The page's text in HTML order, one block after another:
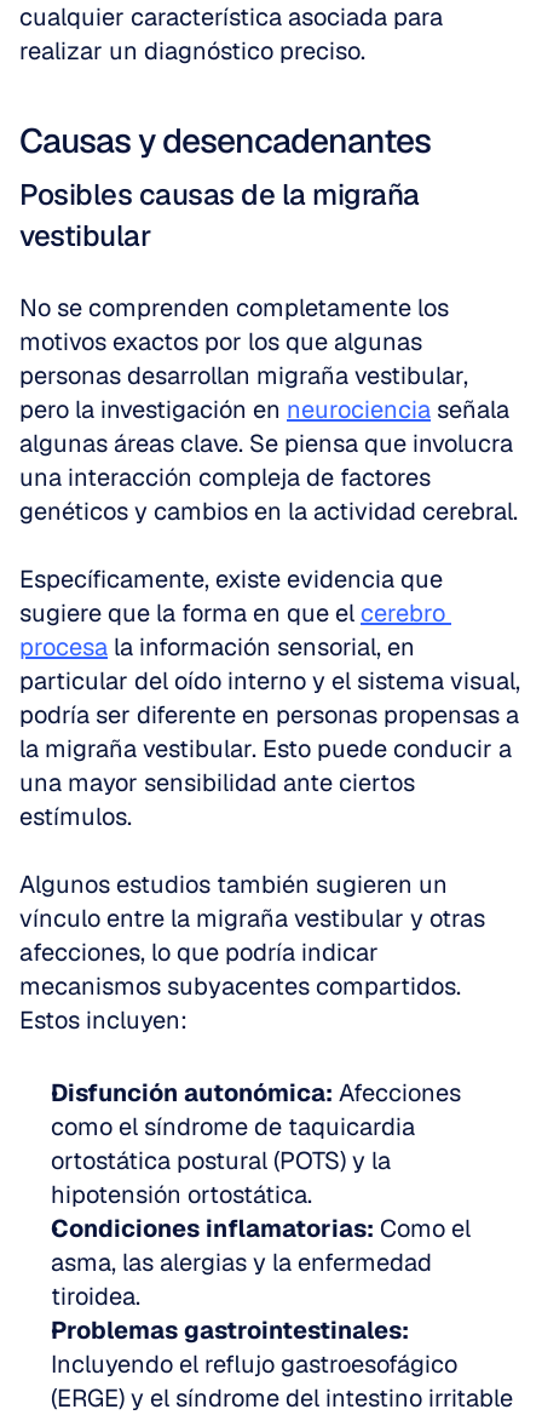
cualquier característica asociada para
realizar un diagnóstico preciso.
Causas y desencadenantes
Posibles causas de la migraña
vestibular
No se comprenden completamente los
motivos exactos por los que algunas
personas desarrollan migraña vestibular,
pero la investigación en neurociencia señala
algunas áreas clave. Se piensa que involucra
una interacción compleja de factores
Específicamente, existe evidencia que
sugiere que la forma en que el cerebro
procesa la información sensorial, en
particular del oído interno y el sistema visual,
podría ser diferente en personas propensas a
la migraña vestibular. Esto puede conducir a
una mayor sensibilidad ante ciertos
estímulos.
Algunos estudios también sugieren un
vínculo entre la migraña vestibular y otras
afecciones, lo que podría indicar
mecanismos subyacentes compartidos.
Estos incluyen:
Disfunción autonómica: Afecciones
como el síndrome de taquicardia
ortostática postural (POTS) y la
hipotensión ortostática.
Condiciones inflamatorias: Como el
asma, las alergias y la enfermedad
tiroidea.
Problemas gastrointestinales:
Incluyendo el reflujo gastroesofágico
(ERGE) y el síndrome del intestino irritable